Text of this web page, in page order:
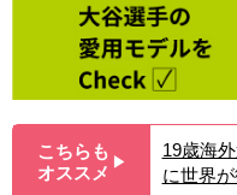
こちらも
オススメ ▶︎
19歳海
に世界